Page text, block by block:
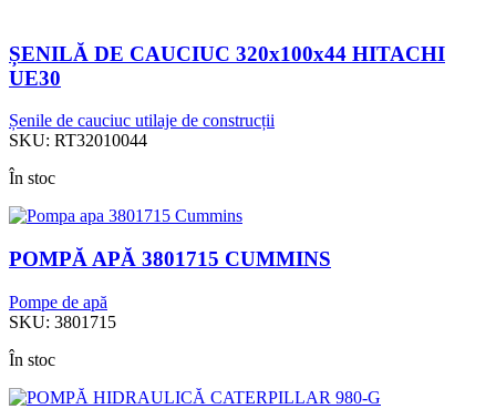
ȘENILĂ DE CAUCIUC 320x100x44 HITACHI
UE30
Șenile de cauciuc utilaje de construcții
SKU: RT32010044
În stoc
POMPĂ APĂ 3801715 CUMMINS
Pompe de apă
SKU: 3801715
În stoc